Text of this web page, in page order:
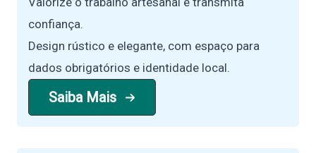
confiança.
Design rústico e elegante, com espaço para
dados obrigatórios e identidade local.
Saiba Mais